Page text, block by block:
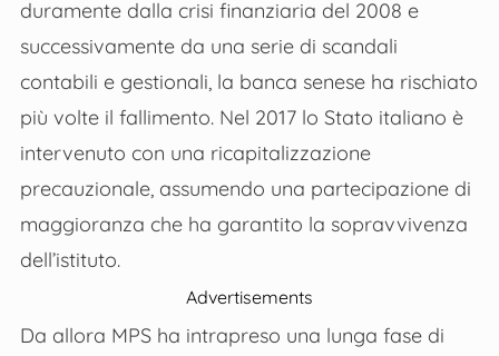
duramente dalla crisi finanziaria del 2008 e
successivamente da una serie di scandali
contabili e gestionali, la banca senese ha rischiato
più volte il fallimento. Nel 2017 lo Stato italiano è
intervenuto con una ricapitalizzazione
precauzionale, assumendo una partecipazione di
maggioranza che ha garantito la sopravvivenza
dell’istituto.
Advertisements
Da allora MPS ha intrapreso una lunga fase di